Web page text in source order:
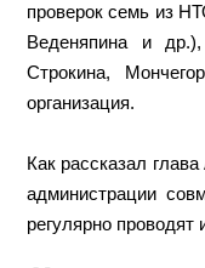
проверок семь из
Веденяпина и
Строкина,
организация.
Как рассказал
администрации
регулярно